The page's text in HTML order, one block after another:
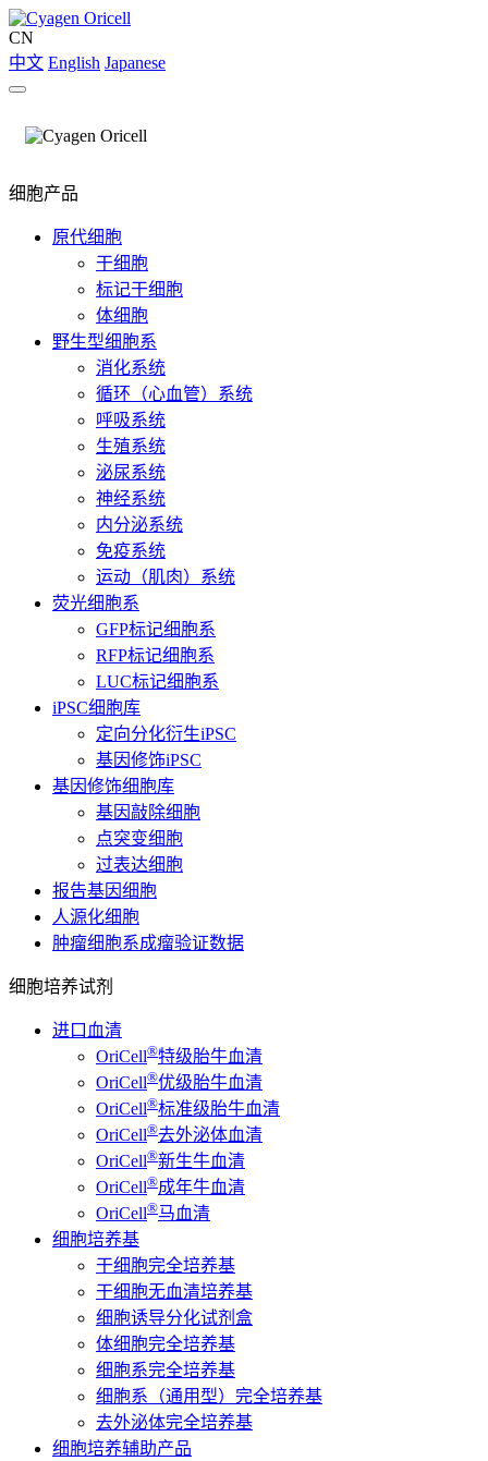
CN
中文 English Japanese
细胞产品
原代细胞
干细胞
标记干细胞
体细胞
野生型细胞系
消化系统
循环（心血管）系统
呼吸系统
生殖系统
泌尿系统
神经系统
内分泌系统
免疫系统
运动（肌肉）系统
荧光细胞系
GFP标记细胞系
RFP标记细胞系
LUC标记细胞系
iPSC细胞库
定向分化衍生iPSC
基因修饰iPSC
基因修饰细胞库
基因敲除细胞
点突变细胞
过表达细胞
报告基因细胞
人源化细胞
肿瘤细胞系成瘤验证数据
细胞培养试剂
进口血清
OriCell®特级胎牛血清
OriCell®优级胎牛血清
OriCell®标准级胎牛血清
OriCell®去外泌体血清
OriCell®新生牛血清
OriCell®成年牛血清
OriCell®马血清
细胞培养基
干细胞完全培养基
干细胞无血清培养基
细胞诱导分化试剂盒
体细胞完全培养基
细胞系完全培养基
细胞系（通用型）完全培养基
去外泌体完全培养基
细胞培养辅助产品